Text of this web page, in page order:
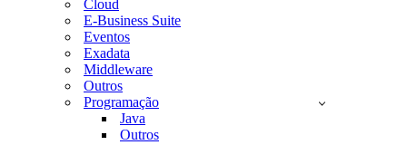
Cloud
E-Business Suite
Eventos
Exadata
Middleware
Outros
Programação
Java
Outros